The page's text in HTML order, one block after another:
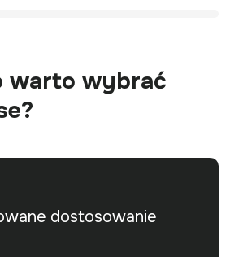
warto wybrać
dostosowanie